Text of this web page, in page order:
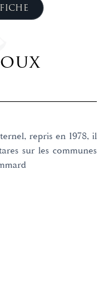
repris en 1978, il
sur les communes